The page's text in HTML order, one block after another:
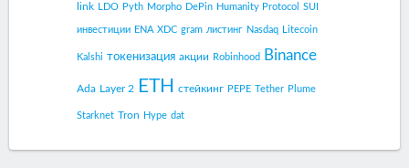
link LDO Pyth Morpho DePin Humanity Protocol SUI
инвестиции ENA XDC gram листинг Nasdaq Litecoin
Kalshi токенизация акции Robinhood Binance
Ada Layer 2 ETH стейкинг PEPE Tether Plume
Starknet Tron Hype dat